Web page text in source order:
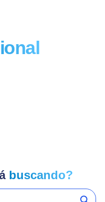
buscando?